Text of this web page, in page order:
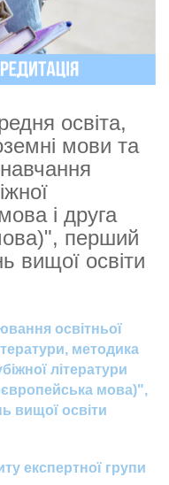
освіта,
мови та
і друга
перший
вищої освіти
освітньої
методика
літератури
мова)",
вищої освіти
експертної групи